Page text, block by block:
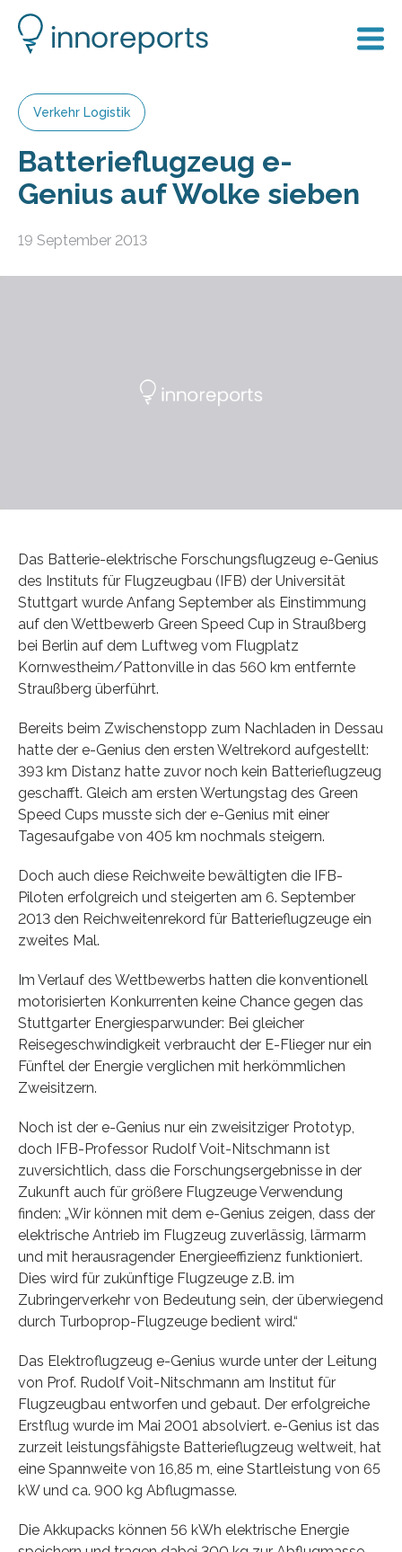
Verkehr Logistik
Batterieflugzeug e-
Genius auf Wolke sieben
19 September 2013
Das Batterie-elektrische Forschungsflugzeug e-Genius
des Instituts für Flugzeugbau (IFB) der Universität
Stuttgart wurde Anfang September als Einstimmung
auf den Wettbewerb Green Speed Cup in Straußberg
bei Berlin auf dem Luftweg vom Flugplatz
Kornwestheim/Pattonville in das 560 km entfernte
Straußberg überführt.
Bereits beim Zwischenstopp zum Nachladen in Dessau
hatte der e-Genius den ersten Weltrekord aufgestellt:
393 km Distanz hatte zuvor noch kein Batterieflugzeug
geschafft. Gleich am ersten Wertungstag des Green
Speed Cups musste sich der e-Genius mit einer
Tagesaufgabe von 405 km nochmals steigern.
Doch auch diese Reichweite bewältigten die IFB-
Piloten erfolgreich und steigerten am 6. September
2013 den Reichweitenrekord für Batterieflugzeuge ein
zweites Mal.
Im Verlauf des Wettbewerbs hatten die konventionell
motorisierten Konkurrenten keine Chance gegen das
Stuttgarter Energiesparwunder: Bei gleicher
Reisegeschwindigkeit verbraucht der E-Flieger nur ein
Fünftel der Energie verglichen mit herkömmlichen
Zweisitzern.
Noch ist der e-Genius nur ein zweisitziger Prototyp,
doch IFB-Professor Rudolf Voit-Nitschmann ist
zuversichtlich, dass die Forschungsergebnisse in der
Zukunft auch für größere Flugzeuge Verwendung
finden: „Wir können mit dem e-Genius zeigen, dass der
elektrische Antrieb im Flugzeug zuverlässig, lärmarm
und mit herausragender Energieeffizienz funktioniert.
Dies wird für zukünftige Flugzeuge z.B. im
Zubringerverkehr von Bedeutung sein, der überwiegend
durch Turboprop-Flugzeuge bedient wird.“
Das Elektroflugzeug e-Genius wurde unter der Leitung
von Prof. Rudolf Voit-Nitschmann am Institut für
Flugzeugbau entworfen und gebaut. Der erfolgreiche
Erstflug wurde im Mai 2001 absolviert. e-Genius ist das
zurzeit leistungsfähigste Batterieflugzeug weltweit, hat
eine Spannweite von 16,85 m, eine Startleistung von 65
kW und ca. 900 kg Abflugmasse.
Die Akkupacks können 56 kWh elektrische Energie